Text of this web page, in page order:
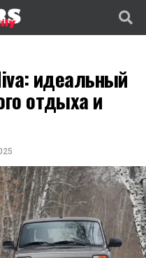
идеальный
отдыха и